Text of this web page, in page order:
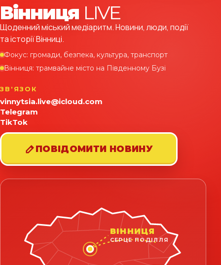
Вінниця LIVE
Щоденний міський медіаритм. Новини, люди, події
та історії Вінниці.
Фокус: громади, безпека, культура, транспорт
Вінниця: трамвайне місто на Південному Бузі
ЗВʼЯЗОК
vinnytsia.live@icloud.com
Telegram
TikTok
ПОВІДОМИТИ НОВИНУ
ВІННИЦЯ
СЕРЦЕ ПОДІЛЛЯ